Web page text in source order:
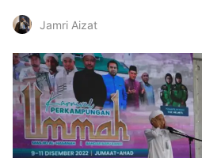
Jamri Aizat